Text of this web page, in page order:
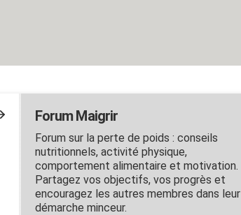
Forum Maigrir
Forum sur la perte de poids : conseils
nutritionnels, activité physique,
comportement alimentaire et motivation.
Partagez vos objectifs, vos progrès et
encouragez les autres membres dans leur
démarche minceur.